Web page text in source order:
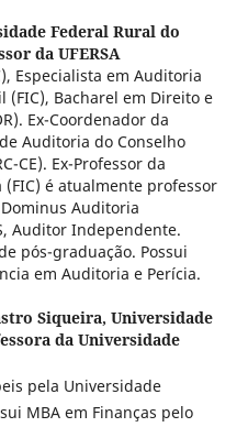
Federal Rural do
da UFERSA
Especialista em Auditoria
(FIC), Bacharel em Direito e
Ex-Coordenador da
Auditoria do Conselho
CE). Ex-Professor da
é atualmente professor
Dominus Auditoria
Auditor Independente.
pós-graduação. Possui
em Auditoria e Perícia.
Siqueira, Universidade
da Universidade
pela Universidade
MBA em Finanças pelo